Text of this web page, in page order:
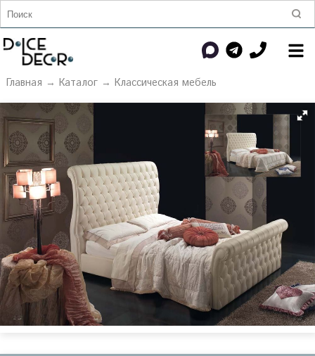
Главная → Каталог→ Классическая мебель